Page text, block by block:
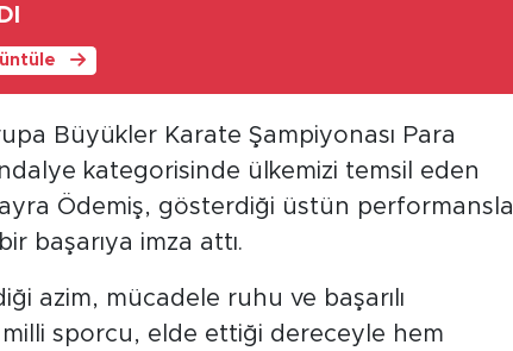
Büyükler Karate Şampiyonası Para
kategorisinde ülkemizi temsil eden
Ödemiş, gösterdiği üstün performansla
başarıya imza attı.
azim, mücadele ruhu ve başarılı
sporcu, elde ettiği dereceyle hem